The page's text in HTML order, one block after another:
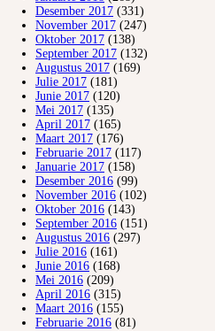
Desember 2017 (331)
November 2017 (247)
Oktober 2017 (138)
September 2017 (132)
Augustus 2017 (169)
Julie 2017 (181)
Junie 2017 (120)
Mei 2017 (135)
April 2017 (165)
Maart 2017 (176)
Februarie 2017 (117)
Januarie 2017 (158)
Desember 2016 (99)
November 2016 (102)
Oktober 2016 (143)
September 2016 (151)
Augustus 2016 (297)
Julie 2016 (161)
Junie 2016 (168)
Mei 2016 (209)
April 2016 (315)
Maart 2016 (155)
Februarie 2016 (81)